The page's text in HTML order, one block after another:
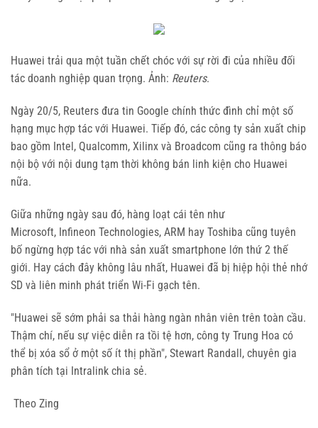
Huawei trải qua một tuần chết chóc với sự rời đi của nhiều đối
tác doanh nghiệp quan trọng. Ảnh: Reuters.
Ngày 20/5, Reuters đưa tin Google chính thức đình chỉ một số
hạng mục hợp tác với Huawei. Tiếp đó, các công ty sản xuất chip
bao gồm Intel, Qualcomm, Xilinx và Broadcom cũng ra thông báo
nội bộ với nội dung tạm thời không bán linh kiện cho Huawei
nữa.
Giữa những ngày sau đó, hàng loạt cái tên như
Microsoft, Infineon Technologies, ARM hay Toshiba cũng tuyên
bố ngừng hợp tác với nhà sản xuất smartphone lớn thứ 2 thế
giới. Hay cách đây không lâu nhất, Huawei đã bị hiệp hội thẻ nhớ
SD và liên minh phát triển Wi-Fi gạch tên.
"Huawei sẽ sớm phải sa thải hàng ngàn nhân viên trên toàn cầu.
Thậm chí, nếu sự việc diễn ra tồi tệ hơn, công ty Trung Hoa có
thể bị xóa sổ ở một số ít thị phần", Stewart Randall, chuyên gia
phân tích tại Intralink chia sẻ.
Theo Zing